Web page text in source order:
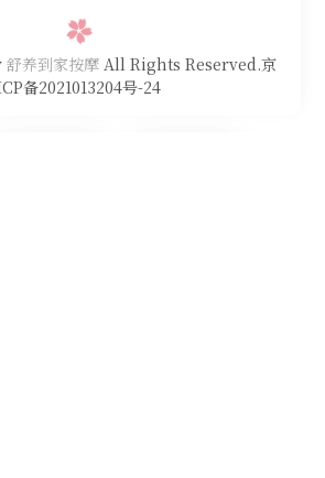
舒养到家按摩All Rights Reserved.京
备2021013204号-24